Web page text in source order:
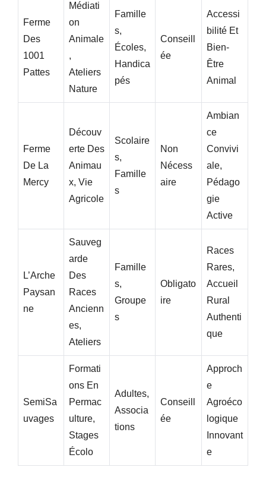
Ferme
Des
1001
Pattes
Médiati
On
Animale
,
Ateliers
Nature
Famille
S,
Écoles,
Handica
Pés
Conseill
Ée
Accessi
Bilité Et
Bien-
Être
Animal
Ferme
De La
Mercy
Découv
Erte Des
Animau
X, Vie
Agricole
Scolaire
S,
Famille
S
Non
Nécess
Aire
Ambian
Ce
Convivi
Ale,
Pédago
Gie
Active
L’Arche
Paysan
Ne
Sauveg
Arde
Des
Races
Ancienn
Es,
Ateliers
Famille
S,
Groupe
S
Obligato
Ire
Races
Rares,
Accueil
Rural
Authenti
Que
SemiSa
Uvages
Formati
Ons En
Permac
Ulture,
Stages
Écolo
Adultes,
Associa
Tions
Conseill
Ée
Approch
E
Agroéco
Logique
Innovant
E